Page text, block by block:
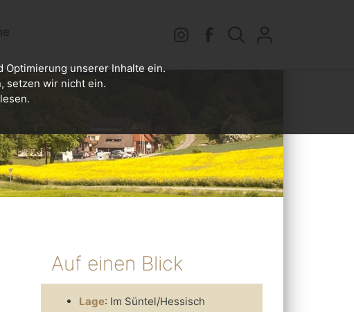
Auf einen Blick
Lage: Im Süntel/Hessisch
unserer Inhalte ein.
setzen wir nicht ein.